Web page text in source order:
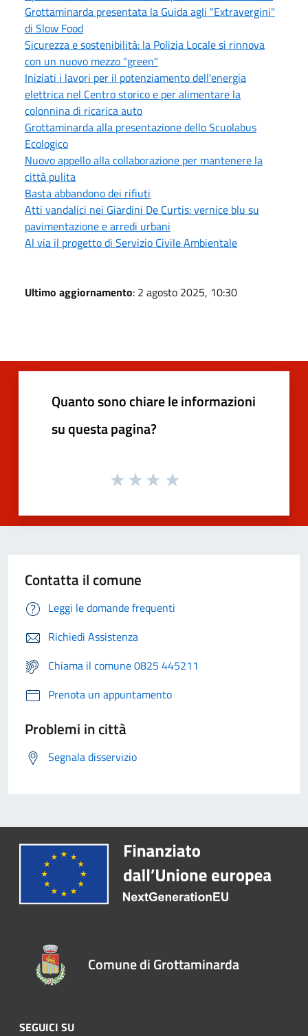
Grottaminarda presentata la Guida agli "Extravergini"
di Slow Food
Sicurezza e sostenibilità: la Polizia Locale si rinnova
con un nuovo mezzo "green"
Iniziati i lavori per il potenziamento dell'energia
elettrica nel Centro storico e per alimentare la
colonnina di ricarica auto
Grottaminarda alla presentazione dello Scuolabus
Ecologico
Nuovo appello alla collaborazione per mantenere la
città pulita
Basta abbandono dei rifiuti
Atti vandalici nei Giardini De Curtis: vernice blu su
pavimentazione e arredi urbani
Al via il progetto di Servizio Civile Ambientale
Ultimo aggiornamento: 2 agosto 2025, 10:30
Quanto sono chiare le informazioni
su questa pagina?
Contatta il comune
Leggi le domande frequenti
Richiedi Assistenza
Chiama il comune 0825 445211
Prenota un appuntamento
Problemi in città
Segnala disservizio
Comune di Grottaminarda
SEGUICI SU